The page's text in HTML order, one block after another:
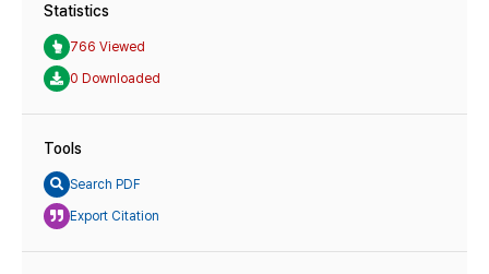
Statistics
766 Viewed
0 Downloaded
Tools
Search PDF
Export Citation